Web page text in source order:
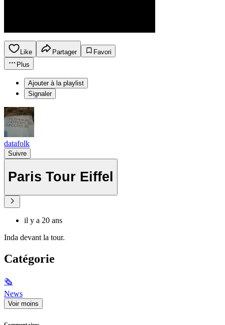
Like Partager
Favori
Plus
Ajouter à la playlist
Signaler
datafolk
Suivre
Paris Tour Eiffel
il y a 20 ans
Inda devant la tour.
Catégorie
🗞
News
Voir moins